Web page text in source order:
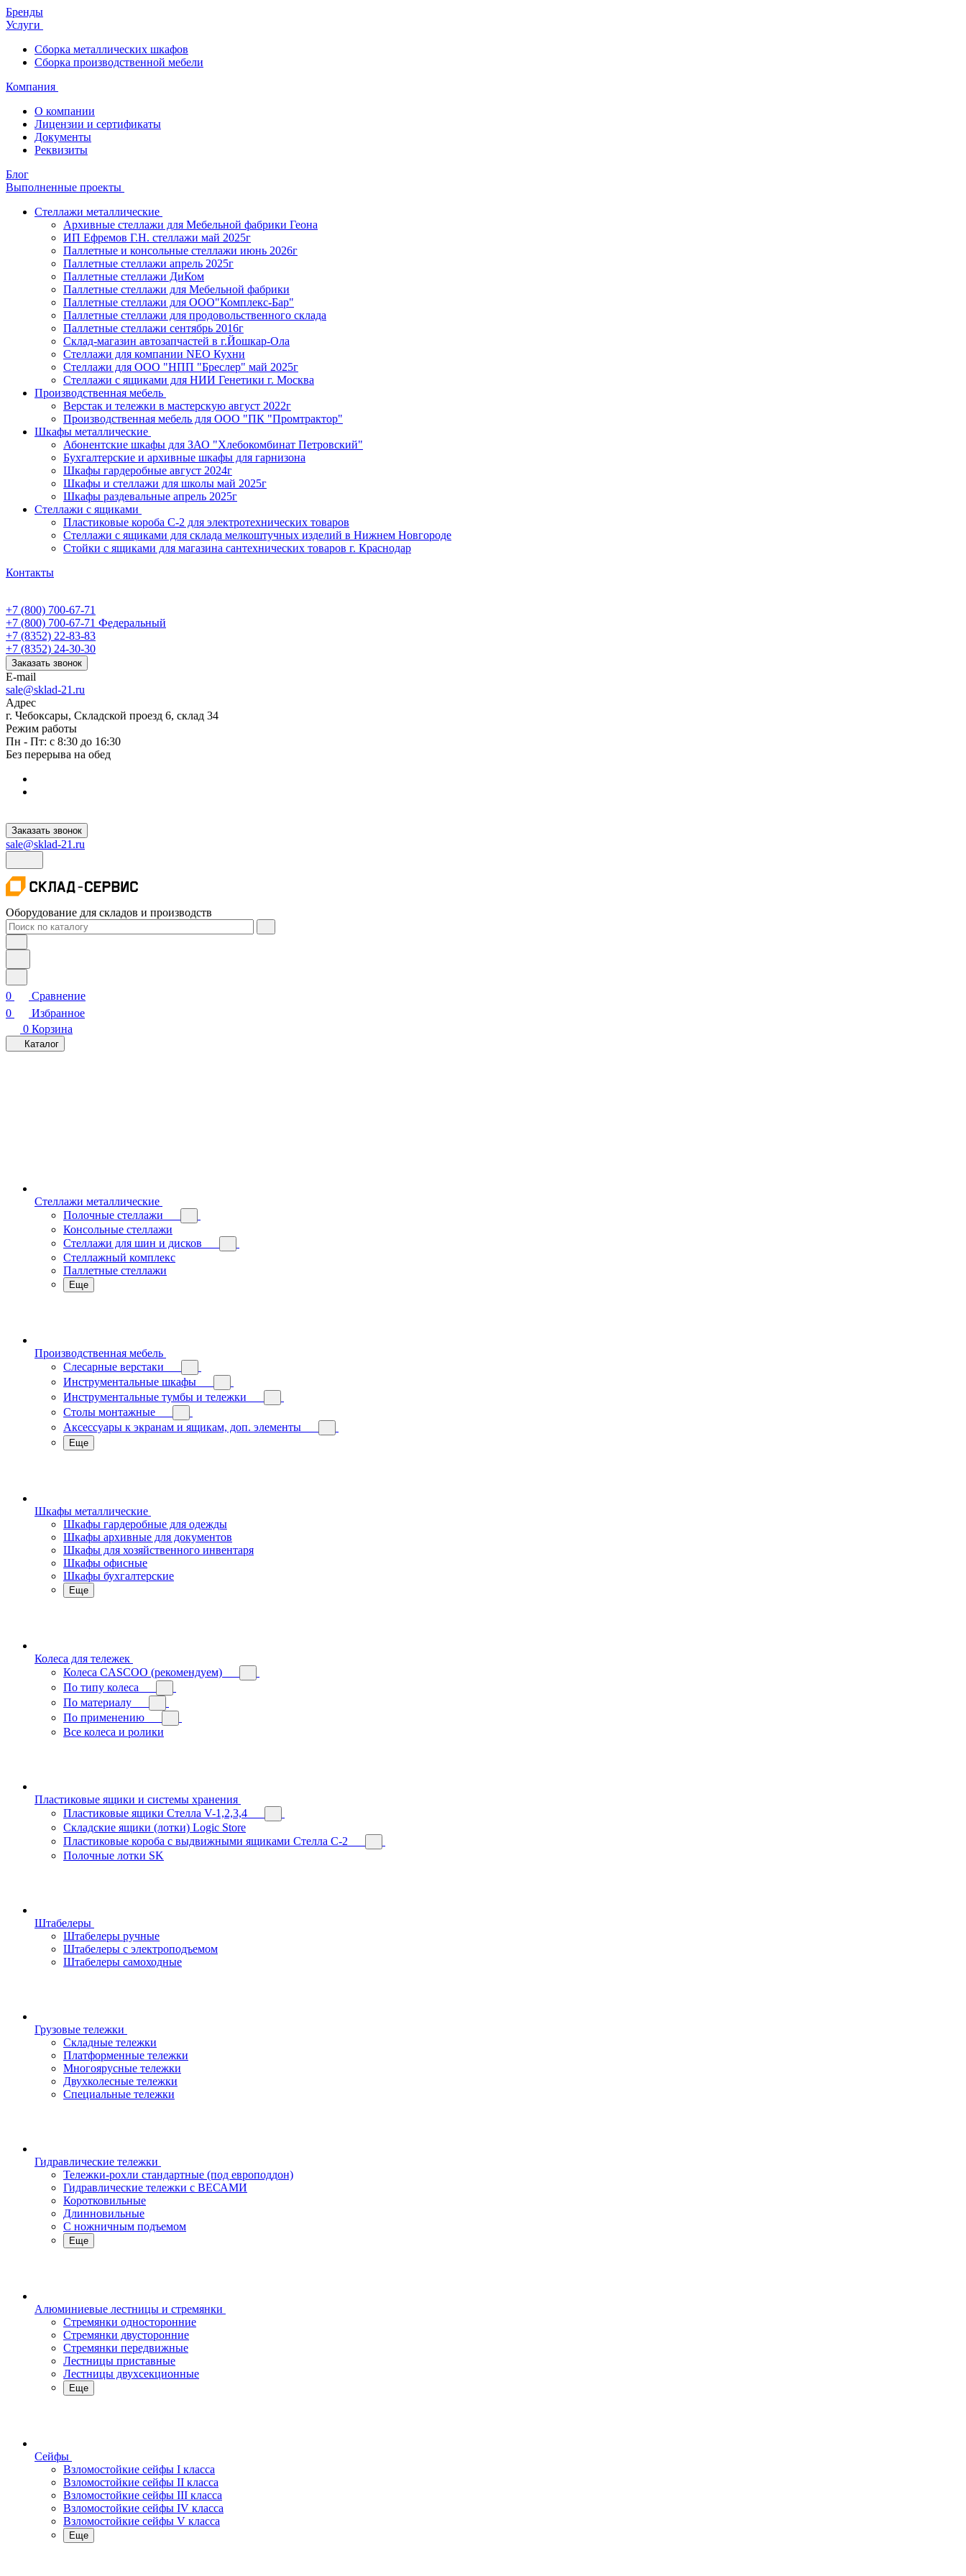
Бренды
Услуги
Сборка металлических шкафов
Сборка производственной мебели
Компания
О компании
Лицензии и сертификаты
Документы
Реквизиты
Блог
Выполненные проекты
Стеллажи металлические
Архивные стеллажи для Мебельной фабрики Геона
ИП Ефремов Г.Н. стеллажи май 2025г
Паллетные и консольные стеллажи июнь 2026г
Паллетные стеллажи апрель 2025г
Паллетные стеллажи ДиКом
Паллетные стеллажи для Мебельной фабрики
Паллетные стеллажи для ООО"Комплекс-Бар"
Паллетные стеллажи для продовольственного склада
Паллетные стеллажи сентябрь 2016г
Склад-магазин автозапчастей в г.Йошкар-Ола
Стеллажи для компании NEO Кухни
Стеллажи для ООО "НПП "Бреслер" май 2025г
Стеллажи с ящиками для НИИ Генетики г. Москва
Производственная мебель
Верстак и тележки в мастерскую август 2022г
Производственная мебель для ООО "ПК "Промтрактор"
Шкафы металлические
Абонентские шкафы для ЗАО "Хлебокомбинат Петровский"
Бухгалтерские и архивные шкафы для гарнизона
Шкафы гардеробные август 2024г
Шкафы и стеллажи для школы май 2025г
Шкафы раздевальные апрель 2025г
Стеллажи с ящиками
Пластиковые короба С-2 для электротехнических товаров
Стеллажи с ящиками для склада мелкоштучных изделий в Нижнем Новгороде
Стойки с ящиками для магазина сантехнических товаров г. Краснодар
Контакты
+7 (800) 700-67-71
+7 (800) 700-67-71 Федеральный
+7 (8352) 22-83-83
+7 (8352) 24-30-30
Заказать звонок
E-mail
sale@sklad-21.ru
Адрес
г. Чебоксары, Складской проезд 6, склад 34
Режим работы
Пн - Пт: с 8:30 до 16:30
Без перерыва на обед
Заказать звонок
sale@sklad-21.ru
Оборудование для складов и производств
0
Сравнение
0
Избранное
0 Корзина
Каталог
Стеллажи металлические
Полочные стеллажи
Консольные стеллажи
Стеллажи для шин и дисков
Стеллажный комплекс
Паллетные стеллажи
Еще
Производственная мебель
Слесарные верстаки
Инструментальные шкафы
Инструментальные тумбы и тележки
Столы монтажные
Аксессуары к экранам и ящикам, доп. элементы
Еще
Шкафы металлические
Шкафы гардеробные для одежды
Шкафы архивные для документов
Шкафы для хозяйственного инвентаря
Шкафы офисные
Шкафы бухгалтерские
Еще
Колеса для тележек
Колеса CASCOO (рекомендуем)
По типу колеса
По материалу
По применению
Все колеса и ролики
Пластиковые ящики и системы хранения
Пластиковые ящики Стелла V-1,2,3,4
Складские ящики (лотки) Logiс Store
Пластиковые короба с выдвижными ящиками Стелла С-2
Полочные лотки SK
Штабелеры
Штабелеры ручные
Штабелеры с электроподъемом
Штабелеры самоходные
Грузовые тележки
Складные тележки
Платформенные тележки
Многоярусные тележки
Двухколесные тележки
Специальные тележки
Гидравлические тележки
Тележки-рохли стандартные (под европоддон)
Гидравлические тележки с ВЕСАМИ
Коротковильные
Длинновильные
С ножничным подъемом
Еще
Алюминиевые лестницы и стремянки
Стремянки односторонние
Стремянки двусторонние
Стремянки передвижные
Лестницы приставные
Лестницы двухсекционные
Еще
Сейфы
Взломостойкие сейфы I класса
Взломостойкие сейфы II класса
Взломостойкие сейфы III класса
Взломостойкие сейфы IV класса
Взломостойкие сейфы V класса
Еще